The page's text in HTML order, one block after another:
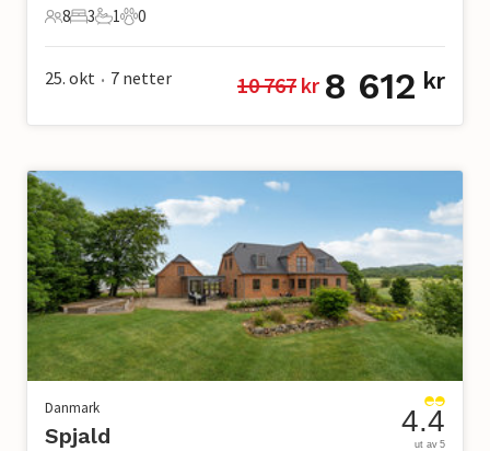
8 Gjester
8
3 Soverom
3
1 Bad
1
0 Kjæledyr
0
25. okt • 7 netter 10 767 kr 8 612 kr
Danmark
Spjald 4.4
ut av 5